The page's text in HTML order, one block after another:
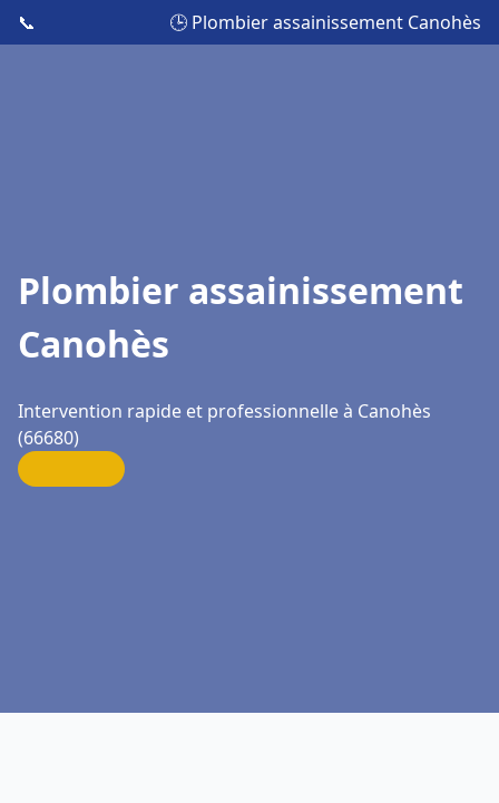
📞 🕒 Plombier assainissement Canohès
Plombier assainissement
Canohès
Intervention rapide et professionnelle à Canohès
(66680)